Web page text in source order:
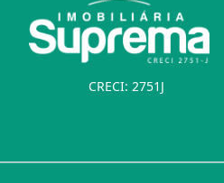
CRECI: 2751J